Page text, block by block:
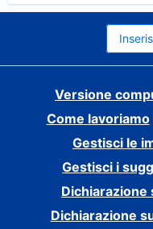
Versione
Come lavoriamo
Gestisci le
Gestisci i
Dichiarazione
Dichiarazione